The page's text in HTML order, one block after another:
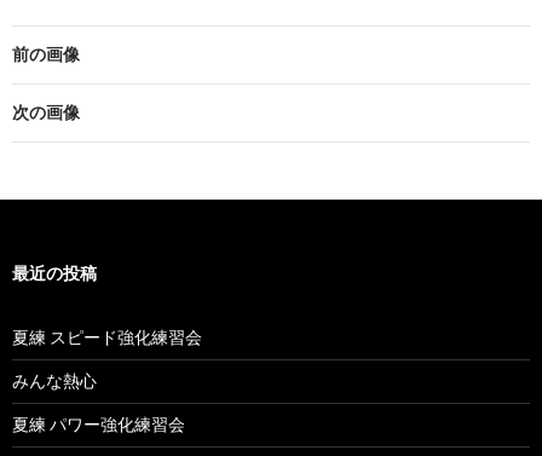
前の画像
次の画像
最近の投稿
夏練 スピード強化練習会
みんな熱心
夏練 パワー強化練習会